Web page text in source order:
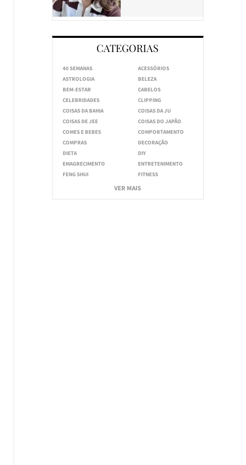
CATEGORIAS
40 SEMANAS
ACESSÓRIOS
ASTROLOGIA
BELEZA
BEM-ESTAR
CABELOS
CELEBRIDADES
CLIPPING
COISAS DA BAHIA
COISAS DA JU
COISAS DE JEE
COISAS DO JAPÃO
COMES E BEBES
COMPORTAMENTO
COMPRAS
DECORAÇÃO
DIETA
DIY
EMAGRECIMENTO
ENTRETENIMENTO
FENG SHUI
FITNESS
VER MAIS